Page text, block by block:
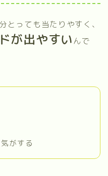
とっても当たりやすく、
が出やすいんで
がする